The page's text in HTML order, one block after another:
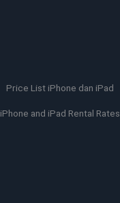
Price List iPhone dan iPad
iPhone and iPad Rental Rates